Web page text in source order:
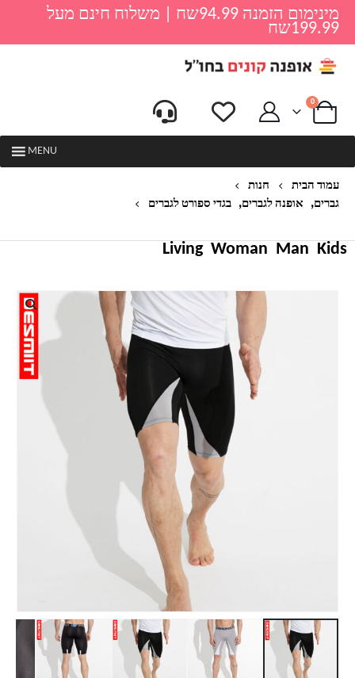
מינימום הזמנה 94.99שח | משלוח חינם מעל
199.99שח
0
MENU
עמוד הבית
חנות
גברים, אופנה לגברים, בגדי ספורט לגברים
Kids
Man
Woman
Living